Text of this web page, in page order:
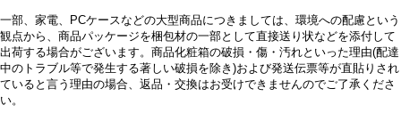
一部、家電、PCケースなどの大型商品につきましては、環境への配慮という
観点から、商品パッケージを梱包材の一部として直接送り状などを添付して
出荷する場合がございます。商品化粧箱の破損・傷・汚れといった理由(配達
中のトラブル等で発生する著しい破損を除き)および発送伝票等が直貼りされ
ていると言う理由の場合、返品・交換はお受けできませんのでご了承くださ
い。